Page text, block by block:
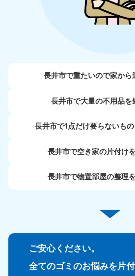
長井市で重たいので家から
長井市で大量の不用品を
長井市で1点だけ要らないも
長井市で空き家の片付け
長井市で物置部屋の整理
ご安心ください。
全てのゴミのお悩みを片